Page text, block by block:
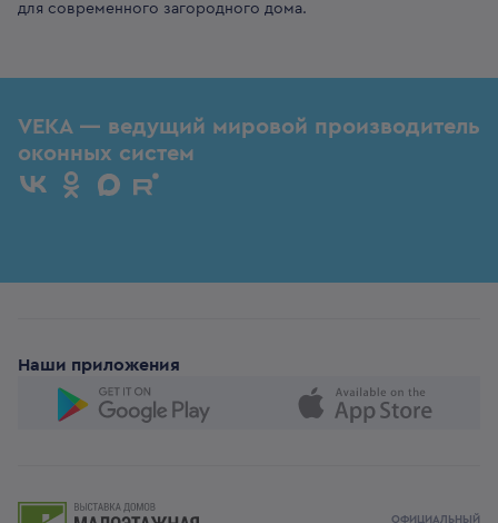
для современного загородного дома.
VEKA — ведущий мировой производитель
оконных систем
Наши приложения
ОФИЦИАЛЬНЫЙ